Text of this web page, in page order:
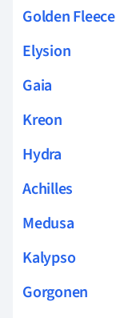
Golden Fleece
Elysion
Gaia
Kreon
Hydra
Achilles
Medusa
Kalypso
Gorgonen